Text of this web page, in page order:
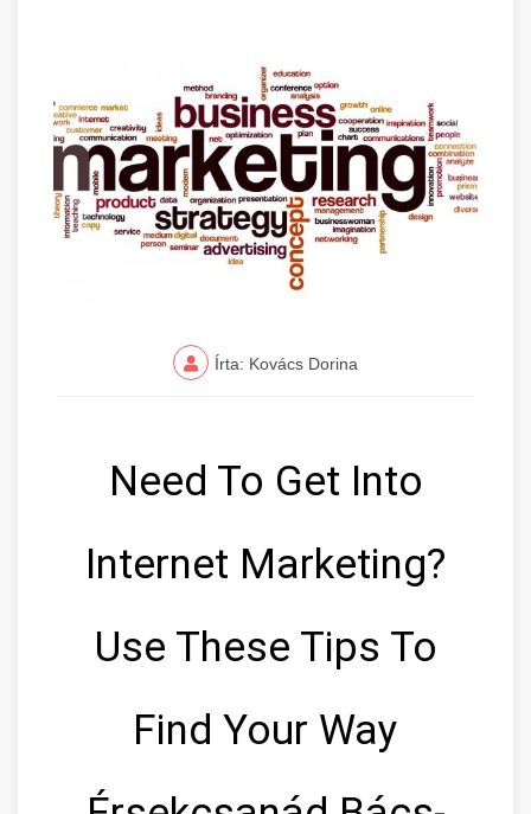
Írta: Kovács Dorina
Need To Get Into
Internet Marketing?
Use These Tips To
Find Your Way